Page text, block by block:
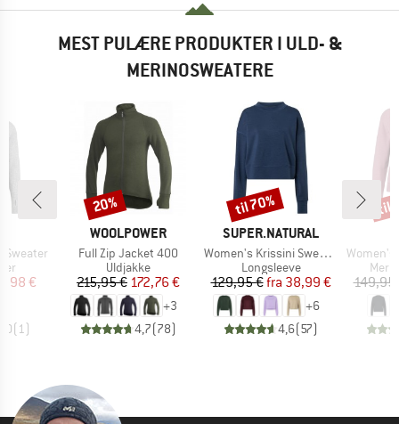
MEST PULÆRE PRODUKTER I ULD- &
MERINOSWEATERE
Sweater
pris
€
( 1)
MÆRKE
WOOLPOWER
Artikel
Full Zip Jacket 400
Produktgruppe
Uldjakke
Pris
215,95 €Nedsat pris
172,76 €
+3
4,7(78)
Rabat
20%
MÆRKE
SUPER.NATURAL
Artikel
Women's Krissini Sweater
Produktgruppe
Longsleeve
Pris
129,95 € Nedsat pris
fra 38,99 €
+6
4,6(57)
Rabat
til 70%
Artikel
Women's
149,95
til